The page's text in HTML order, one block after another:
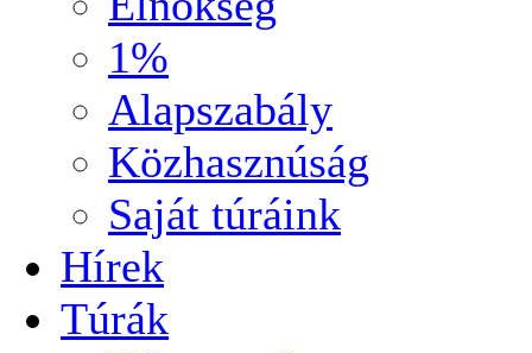
1%
Alapszabály
Közhasznúság
Saját túráink
Hírek
Túrák